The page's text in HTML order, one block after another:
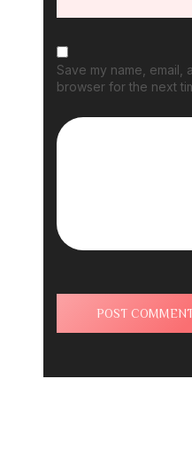
Save my name, email,
browser for the next